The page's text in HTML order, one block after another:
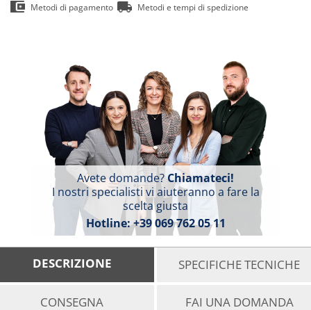
Metodi di pagamento Metodi e tempi di spedizione
Avete domande?Chiamateci!
I nostri specialisti vi aiuteranno a fare la
scelta giusta
Hotline:+39 069 762 05 11
DESCRIZIONE SPECIFICHE TECNICHE
CONSEGNA FAI UNA DOMANDA